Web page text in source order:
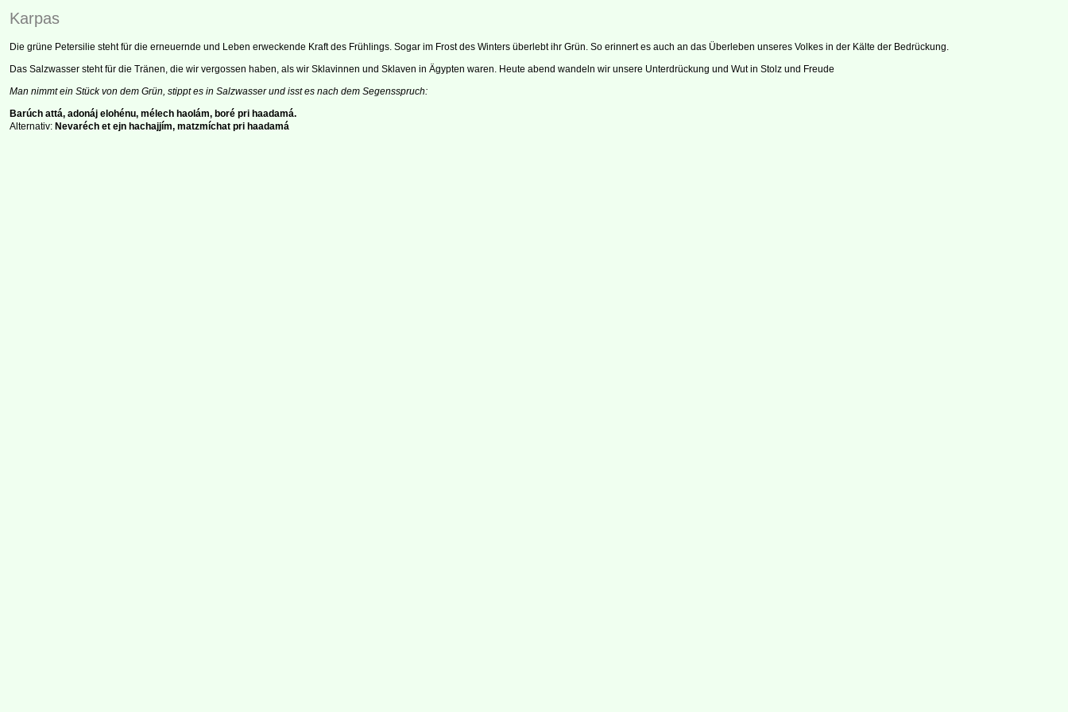
Karpas
Die grüne Petersilie steht für die erneuernde und Leben erweckende Kraft des Frühlings. Sogar im Frost des Winters überlebt ihr Grün. So erinnert es auch an das Überleben unseres Volkes in der Kälte der Bedrückung.
Das Salzwasser steht für die Tränen, die wir vergossen haben, als wir Sklavinnen und Sklaven in Ägypten waren. Heute abend wandeln wir unsere Unterdrückung und Wut in Stolz und Freude
Man nimmt ein Stück von dem Grün, stippt es in Salzwasser und isst es nach dem Segensspruch:
Barúch attá, adonáj elohénu, mélech haolám, boré pri haadamá.
Alternativ: Nevaréch et ejn hachajjím, matzmíchat pri haadamá